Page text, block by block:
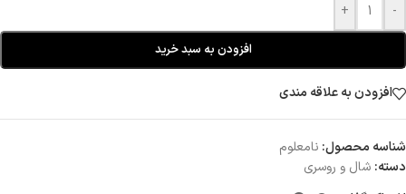
-
+
افزودن به سبد خرید
افزودن به علاقه مندی
شناسه محصول: نامعلوم
دسته: شال و روسری